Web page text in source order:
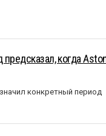
предсказал, когда
конкретный период